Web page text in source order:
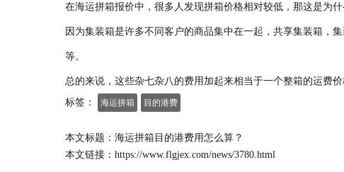
在海运拼箱报价中，很多人发现拼箱价格相对较低，那这是为什
因为集装箱是许多不同客户的商品集中在一起，共享集装箱，
等。
总的来说，这些杂七杂八的费用加起来相当于一个整箱的运费
标签：
海运拼箱 目的港费
本文标题：海运拼箱目的港费用怎么算？
本文链接： https://www.flgjex.com/news/3780.html